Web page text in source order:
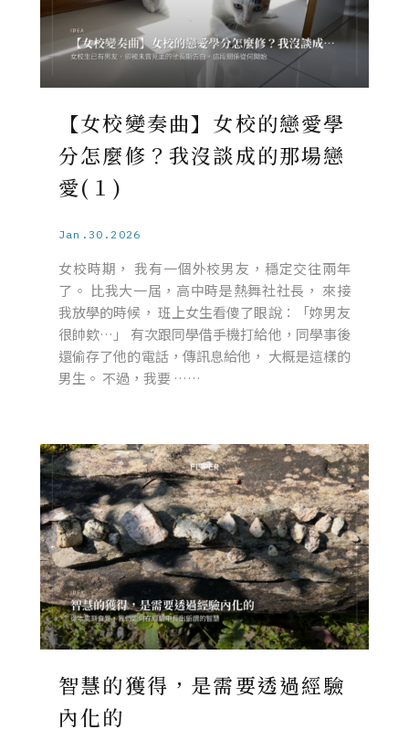
【女校變奏曲】女校的戀愛學
分怎麼修？我沒談成的那場戀
愛(１)
Jan.30.2026
女校時期， 我有一個外校男友，穩定交往兩年
了。 比我大一屆，高中時是熱舞社社長， 來接
我放學的時候， 班上女生看傻了眼說：「妳男友
很帥欸…」 有次跟同學借手機打給他，同學事後
還偷存了他的電話，傳訊息給他， 大概是這樣的
男生。 不過，我要 ……
智慧的獲得，是需要透過經驗
內化的